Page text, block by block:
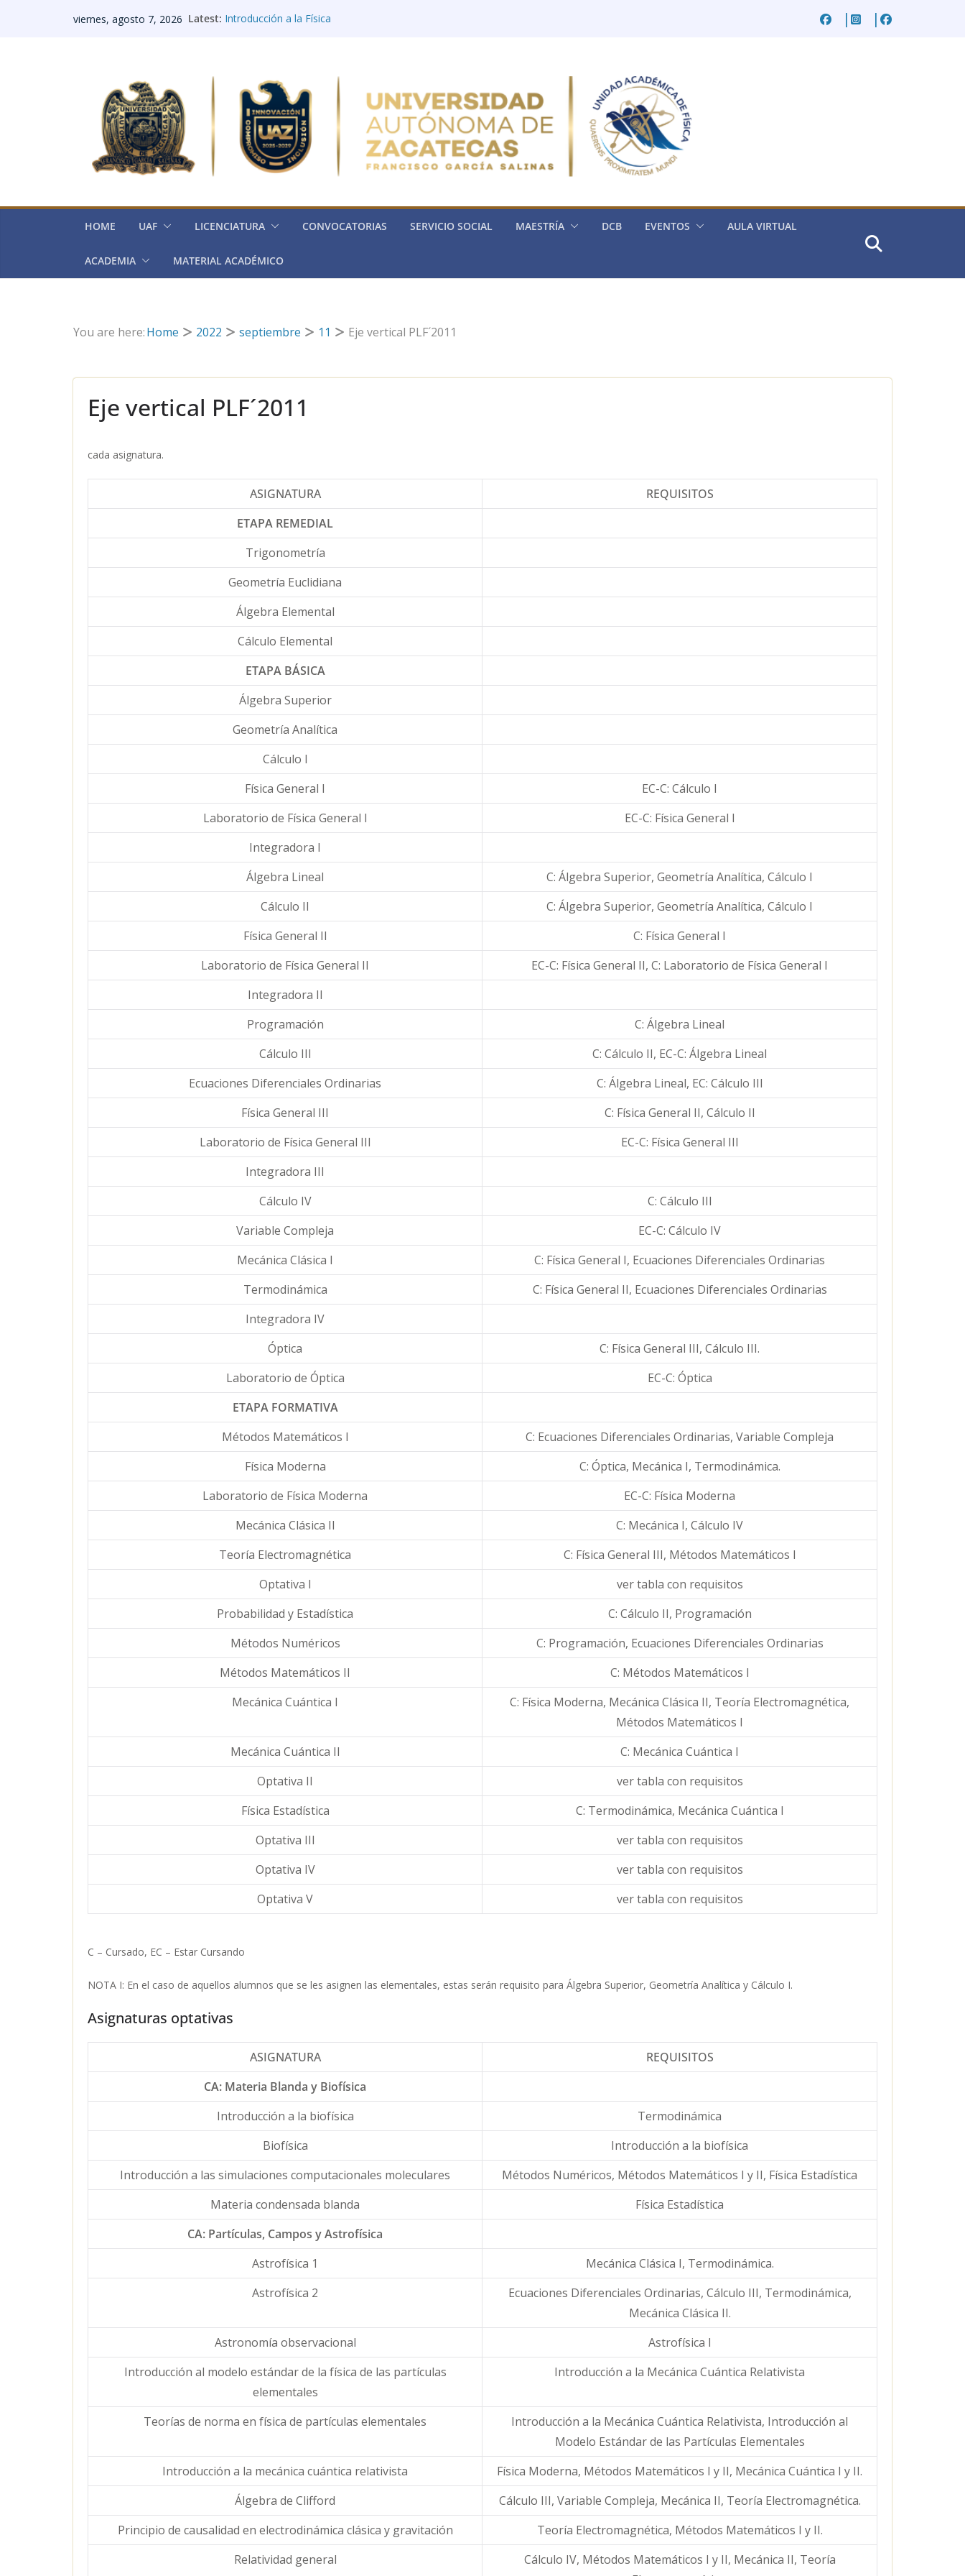
viernes, agosto 7, 2026 Latest: Introducción a la Física
Integradora IV (Química General)
HOME UAF LICENCIATURA CONVOCATORIAS SERVICIO SOCIAL MAESTRÍA DCB EVENTOS AULA VIRTUAL
ACADEMIA MATERIAL ACADÉMICO
You are here:Home 2022 septiembre 11 Eje vertical PLF´2011
Eje vertical PLF´2011
cada asignatura.
ASIGNATURA
REQUISITOS
ETAPA REMEDIAL
Trigonometría
Geometría Euclidiana
Álgebra Elemental
Cálculo Elemental
ETAPA BÁSICA
Álgebra Superior
Geometría Analítica
Cálculo I
Física General I
EC-C: Cálculo I
Laboratorio de Física General I
EC-C: Física General I
Integradora I
Álgebra Lineal
C: Álgebra Superior, Geometría Analítica, Cálculo I
Cálculo II
C: Álgebra Superior, Geometría Analítica, Cálculo I
Física General II
C: Física General I
Laboratorio de Física General II
EC-C: Física General II, C: Laboratorio de Física General I
Integradora II
Programación
C: Álgebra Lineal
Cálculo III
C: Cálculo II, EC-C: Álgebra Lineal
Ecuaciones Diferenciales Ordinarias
C: Álgebra Lineal, EC: Cálculo III
Física General III
C: Física General II, Cálculo II
Laboratorio de Física General III
EC-C: Física General III
Integradora III
Cálculo IV
C: Cálculo III
Variable Compleja
EC-C: Cálculo IV
Mecánica Clásica I
C: Física General I, Ecuaciones Diferenciales Ordinarias
Termodinámica
C: Física General II, Ecuaciones Diferenciales Ordinarias
Integradora IV
Óptica
C: Física General III, Cálculo III.
Laboratorio de Óptica
EC-C: Óptica
ETAPA FORMATIVA
Métodos Matemáticos I
C: Ecuaciones Diferenciales Ordinarias, Variable Compleja
Física Moderna
C: Óptica, Mecánica I, Termodinámica.
Laboratorio de Física Moderna
EC-C: Física Moderna
Mecánica Clásica II
C: Mecánica I, Cálculo IV
Teoría Electromagnética
C: Física General III, Métodos Matemáticos I
Optativa I
ver tabla con requisitos
Probabilidad y Estadística
C: Cálculo II, Programación
Métodos Numéricos
C: Programación, Ecuaciones Diferenciales Ordinarias
Métodos Matemáticos II
C: Métodos Matemáticos I
Mecánica Cuántica I
C: Física Moderna, Mecánica Clásica II, Teoría Electromagnética,
Métodos Matemáticos I
Mecánica Cuántica II
C: Mecánica Cuántica I
Optativa II
ver tabla con requisitos
Física Estadística
C: Termodinámica, Mecánica Cuántica I
Optativa III
ver tabla con requisitos
Optativa IV
ver tabla con requisitos
Optativa V
ver tabla con requisitos
C – Cursado, EC – Estar Cursando
NOTA I: En el caso de aquellos alumnos que se les asignen las elementales, estas serán requisito para Álgebra Superior, Geometría Analítica y Cálculo I.
Asignaturas optativas
ASIGNATURA
REQUISITOS
CA: Materia Blanda y Biofísica
Introducción a la biofísica
Termodinámica
Biofísica
Introducción a la biofísica
Introducción a las simulaciones computacionales moleculares
Métodos Numéricos, Métodos Matemáticos I y II, Física Estadística
Materia condensada blanda
Física Estadística
CA: Partículas, Campos y Astrofísica
Astrofísica 1
Mecánica Clásica I, Termodinámica.
Astrofísica 2
Ecuaciones Diferenciales Ordinarias, Cálculo III, Termodinámica,
Mecánica Clásica II.
Astronomía observacional
Astrofísica I
Introducción al modelo estándar de la física de las partículas
elementales
Introducción a la Mecánica Cuántica Relativista
Teorías de norma en física de partículas elementales
Introducción a la Mecánica Cuántica Relativista, Introducción al
Modelo Estándar de las Partículas Elementales
Introducción a la mecánica cuántica relativista
Física Moderna, Métodos Matemáticos I y II, Mecánica Cuántica I y II.
Álgebra de Clifford
Cálculo III, Variable Compleja, Mecánica II, Teoría Electromagnética.
Principio de causalidad en electrodinámica clásica y gravitación
Teoría Electromagnética, Métodos Matemáticos I y II.
Relatividad general
Cálculo IV, Métodos Matemáticos I y II, Mecánica II, Teoría